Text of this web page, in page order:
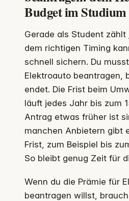
Budget im Studium
Gerade als Student zählt
dem richtigen Timing
schnell sichern. Du
Elektroauto beantragen,
endet. Die Frist beim
läuft jedes Jahr bis zum
Antrag etwas früher ist
manchen Anbietern gibt
Frist, zum Beispiel bis
So bleibt genug Zeit für
Wenn du die Prämie für
beantragen willst,